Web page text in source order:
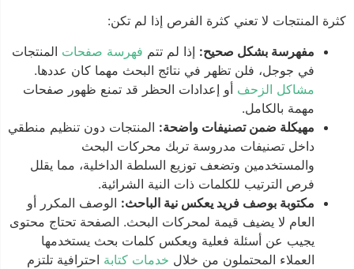
كثرة المنتجات لا تعني كثرة الفرص إذا لم تكن:
مفهرسة بشكل صحيح:إذا لم تتم فهرسة صفحاتالمنتجات
في جوجل، فلن تظهر في نتائج البحث مهما كان عددها.
مشاكل الزحف أو إعدادات الحظر قد تمنع ظهور صفحات
مهمة بالكامل.
مهيكلة ضمن تصنيفات واضحة:المنتجات دون تنظيم منطقي
داخل تصنيفات مدروسة تربك محركات البحث
والمستخدمين وتضعف توزيع السلطة الداخلية، مما يقلل
فرص الترتيب للكلمات ذات النية الشرائية.
مكتوبة بوصف فريد يعكس نية الباحث:الوصف المكرر أو
العام لا يضيف قيمة لمحركات البحث. الصفحة تحتاج محتوى
يجيب عن أسئلة فعلية ويعكس كلمات بحث يستخدمها
العملاء المحتملون من خلال
خدمات كتابةاحترافية تلتزم